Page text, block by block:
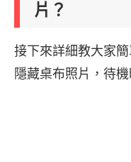
片？
接下來詳細教大家
隱藏桌布照片，待